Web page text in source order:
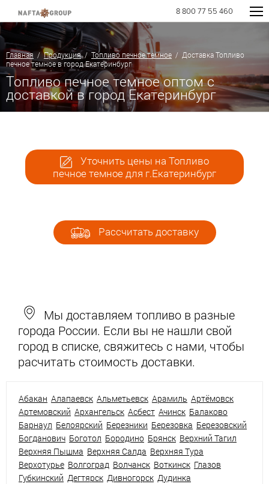
8 800 77 55 460
Главная /Продукция/ Топливо печное темное / Доставка Топливо
печное темное в город Екатеринбург
Топливо печное темное оптом с
доставкой в город Екатеринбург
Уточнить цены на Топливо
печное темное для г.Екатеринбург
Рассчитать доставку
Мы доставляем топливо в разные
города России. Если вы не нашли свой
город в списке, свяжитесь с нами, чтобы
расчитать стоимость доставки.
Абакан Алапаевск Альметьевск Арамиль Артёмовск
Артемовский Архангельск Асбест Ачинск Балаково
Барнаул Белоярский Березники Березовка Березовский
Богданович Боготол Бородино Брянск Верхний Тагил
Верхняя Пышма Верхняя Салда Верхняя Тура
Верхотурье Волгоград Волчанск Воткинск Глазов
Губкинский Дегтярск Дивногорск Дудинка